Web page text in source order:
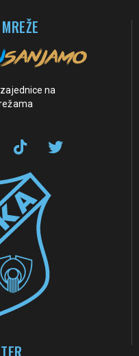
na